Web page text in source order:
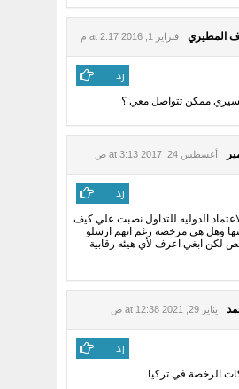
المطيري فبراير 1, 2016 at 2:17 م
رد
ممكن تتواصل معي ؟
أغسطس 24, 2017 at 3:13 ص
رد
الدوليه للتداول نصبت علي كيف
وهل هي مرخصه رغم انهم ارسلو
لكن ابغي اعرف لأي هيئه رقابية
يناير 29, 2021 at 12:38 ص
رد
الرخصة في تركيا